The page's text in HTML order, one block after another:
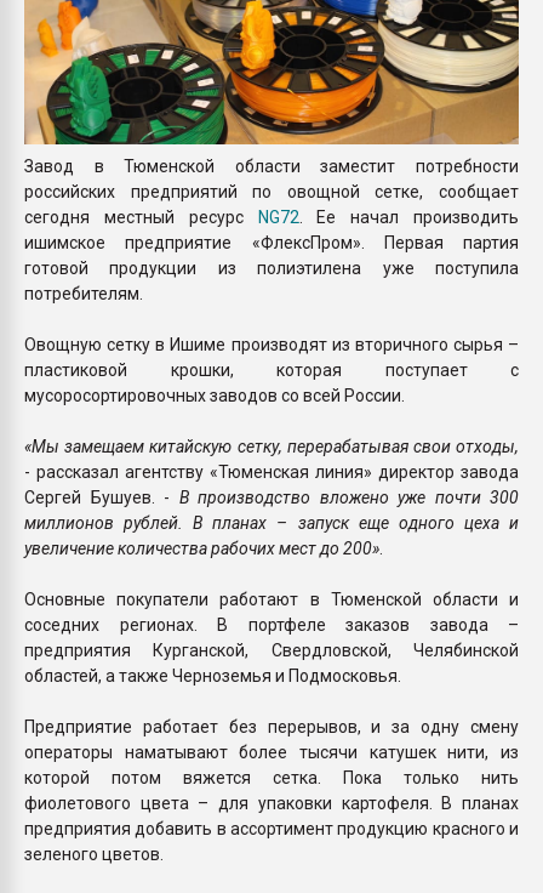
Завод в Тюменской области заместит потребности
российских предприятий по овощной сетке, сообщает
сегодня местный ресурс
NG72 . Ее начал производить
ишимское предприятие «ФлексПром». Первая партия
готовой продукции из полиэтилена уже поступила
потребителям.
Овощную сетку в Ишиме производят из вторичного сырья –
пластиковой крошки, которая поступает с
мусоросортировочных заводов со всей России.
«Мы замещаем китайскую сетку, перерабатывая свои отходы,
- рассказал агентству «Тюменская линия» директор завода
Сергей Бушуев. - В производство вложено уже почти 300
миллионов рублей. В планах – запуск еще одного цеха и
увеличение количества рабочих мест до 200»
Основные покупатели работают в Тюменской области и
соседних регионах. В портфеле заказов завода –
предприятия Курганской, Свердловской, Челябинской
областей, а также Черноземья и Подмосковья.
Предприятие работает без перерывов, и за одну смену
операторы наматывают более тысячи катушек нити, из
которой потом вяжется сетка. Пока только нить
фиолетового цвета – для упаковки картофеля. В планах
предприятия добавить в ассортимент продукцию красного и
зеленого цветов.